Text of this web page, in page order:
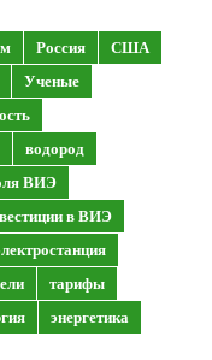
Россия
США
Ученые
водород
ВИЭ
в ВИЭ
тарифы
энергетика